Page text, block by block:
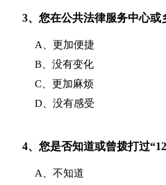
3、 您在公共法律服务中心或
A、更加便捷
B、没有变化
C、更加麻烦
D、没有感受
4、 您是否知道或曾拨打过
A、不知道